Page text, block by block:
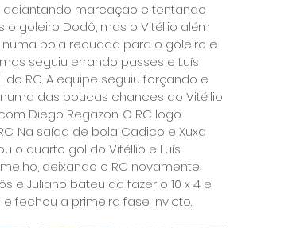
adiantando marcação e tentando
goleiro Dodô, mas o Vitéllio além
bola recuada para o goleiro e
seguiu errando passes e Luís
RC. A equipe seguiu forçando e
das poucas chances do Vitéllio
Diego Regazon. O RC logo
Na saída de bola Cadico e Xuxa
o quarto gol do Vitéllio e Luís
deixando o RC novamente
e Juliano bateu da fazer o 10 x 4 e
e fechou a primeira fase invicto.